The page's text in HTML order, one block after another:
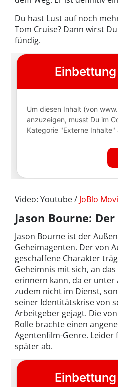
Du hast Lust auf noch
Tom Cruise? Dann wirst
fündig.
Video: Youtube / JoBlo
Jason Bourne:
Jason Bourne ist der
Geheimagenten. Der von
geschaffene Charakter
Geheimnis mit sich, an
erinnern kann, da er unter
zudem nicht im Dienst,
seiner Identitätskrise von
Arbeitgeber gejagt. Die
Rolle brachte einen
Agentenfilm-Genre. Leider
später ab.